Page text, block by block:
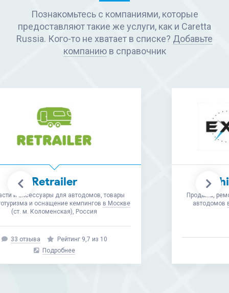
Познакомьтесь с компаниями, которые
предоставляют такие же услуги, как и Caretta
Russia. Кого-то не хватает в списке? Добавьте
компаниюв справочник
Shipyard Expanse
Продажа, ремонт, обслуживание и изготовление
автодомовв Московской области